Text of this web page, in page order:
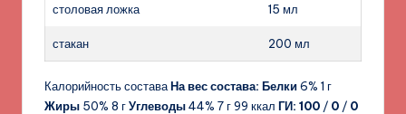
столовая ложка 15 мл
стакан 200 мл
Калорийность составаНа вес состава: Белки6% 1 г
Жиры 50% 8 гУглеводы44% 7 г 99 ккал ГИ: 100 / 0 / 0